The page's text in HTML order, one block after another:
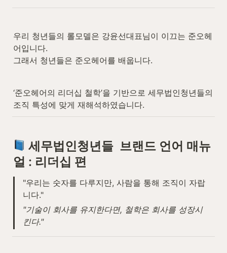
우리 청년들의 롤모델은 강윤선대표님이 이끄는 준오헤
어입니다.
그래서 청년들은 준오헤어를 배웁니다.
‘준오헤어의 리더십 철학’을 기반으로 세무법인청년들의
조직 특성에 맞게 재해석하였습니다.
세무법인청년들  브랜드 언어 매뉴
얼 : 리더십 편
"우리는 숫자를 다루지만, 사람을 통해 조직이 자랍
니다."
"기술이 회사를 유지한다면, 철학은 회사를 성장시
킨다."